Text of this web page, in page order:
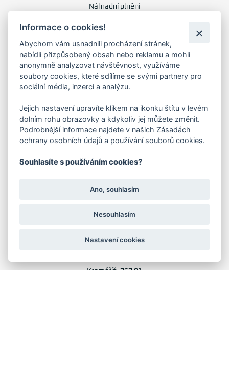
Náhradní plnění
Zásady použití cookies
O NÁS
O společnosti
Kariéra
FAKTURAČNÍ ADRESA
Praha 4 - Nusle, 140 00
KORESP. ADRESA A SKLAD
Lutopecny 159 (areál bývalého ZD)
Kroměříž, 767 01
Informace o cookies!
Abychom vám usnadnili procházení stránek,
nabídli přizpůsobený obsah nebo reklamu a mohli
anonymně analyzovat návštěvnost, využíváme
soubory cookies, které sdílíme se svými partnery pro
sociální média, inzerci a analýzu.
Jejich nastavení upravíte klikem na ikonku štítu v levém
dolním rohu obrazovky a kdykoliv jej můžete změnit.
Podrobnější informace najdete v našich Zásadách
ochrany osobních údajů a používání souborů cookies.
Souhlasíte s používáním cookies?
Ano, souhlasím
Nesouhlasím
Nastavení cookies